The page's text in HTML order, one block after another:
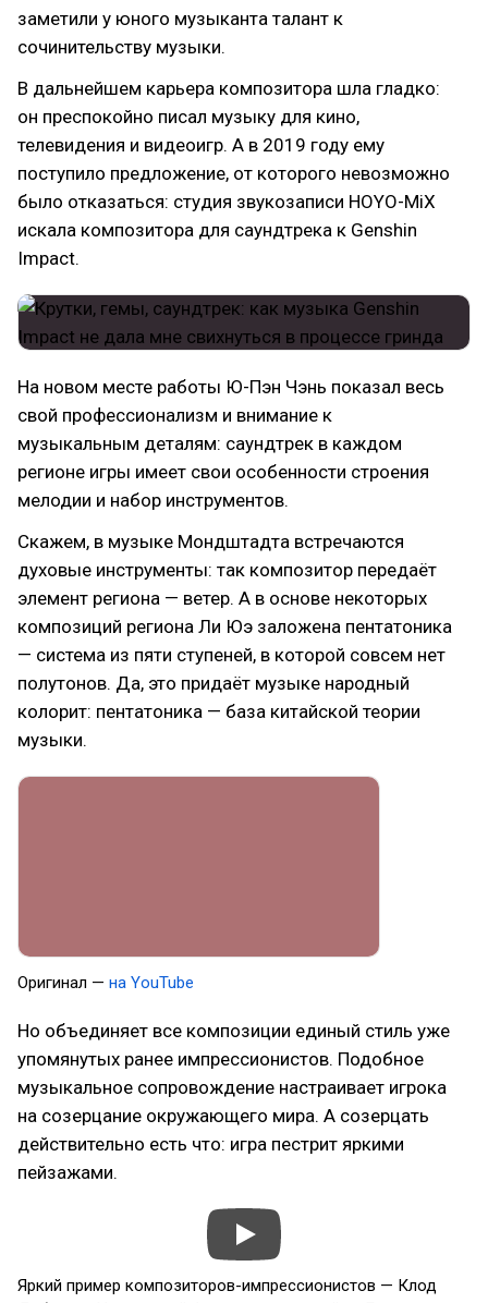
заметили у юного музыканта талант к
сочинительству музыки.
В дальнейшем карьера композитора шла гладко:
он преспокойно писал музыку для кино,
телевидения и видеоигр. А в 2019 году ему
поступило предложение, от которого невозможно
было отказаться: студия звукозаписи HOYO-MiX
искала композитора для саундтрека к Genshin
Impact.
На новом месте работы Ю-Пэн Чэнь показал весь
свой профессионализм и внимание к
музыкальным деталям: саундтрек в каждом
регионе игры имеет свои особенности строения
мелодии и набор инструментов.
Скажем, в музыке Мондштадта встречаются
духовые инструменты: так композитор передаёт
элемент региона — ветер. А в основе некоторых
композиций региона Ли Юэ заложена пентатоника
— система из пяти ступеней, в которой совсем нет
полутонов. Да, это придаёт музыке народный
колорит: пентатоника — база китайской теории
музыки.
Оригинал — на YouTube
Но объединяет все композиции единый стиль уже
упомянутых ранее импрессионистов. Подобное
музыкальное сопровождение настраивает игрока
на созерцание окружающего мира. А созерцать
действительно есть что: игра пестрит яркими
пейзажами.
Яркий пример композиторов-импрессионистов — Клод